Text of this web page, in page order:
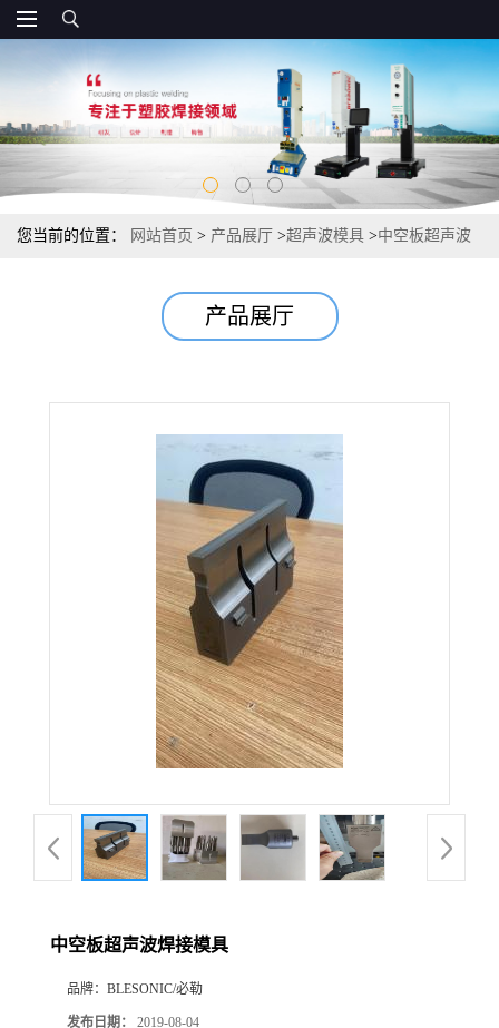
您当前的位置： 网站首页 > 产品展厅 >超声波模具 >中空板超声波
产品展厅
中空板超声波焊接模具
品牌： BLESONIC/必勒
发布日期： 2019-08-04